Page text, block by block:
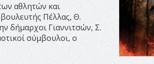
αθλητών και
Πέλλας, Θ.
δήμαρχοι Γιαννιτσών, Σ.
σύμβουλοι, ο